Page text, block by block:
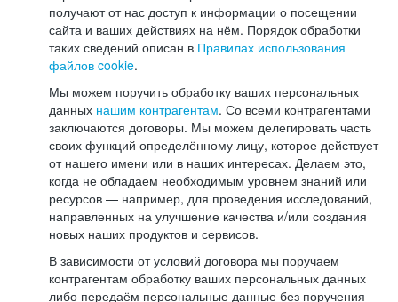
получают от нас доступ к информации о посещении
сайта и ваших действиях на нём. Порядок обработки
таких сведений описан в Правилах использования
файлов cookie.
Мы можем поручить обработку ваших персональных
данных нашим контрагентам. Со всеми контрагентами
заключаются договоры. Мы можем делегировать часть
своих функций определённому лицу, которое действует
от нашего имени или в наших интересах. Делаем это,
когда не обладаем необходимым уровнем знаний или
ресурсов — например, для проведения исследований,
направленных на улучшение качества и/или создания
новых наших продуктов и сервисов.
В зависимости от условий договора мы поручаем
контрагентам обработку ваших персональных данных
либо передаём персональные данные без поручения